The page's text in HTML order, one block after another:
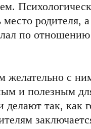
родителя,
по
с
и полезным
делают так, как